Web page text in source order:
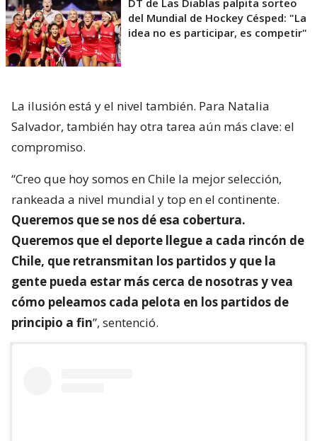
del Mundial de Hockey Césped: "La
idea no es participar, es competir"
La ilusión está y el nivel también. Para Natalia
Salvador, también hay otra tarea aún más clave: el
compromiso.
“Creo que hoy somos en Chile la mejor selección,
rankeada a nivel mundial y top en el continente.
Queremos que se nos dé esa cobertura.
Queremos que el deporte llegue a cada rincón de
Chile, que retransmitan los partidos y que la
gente pueda estar más cerca de nosotras y vea
cómo peleamos cada pelota en los partidos de
principio a fin”, sentenció.